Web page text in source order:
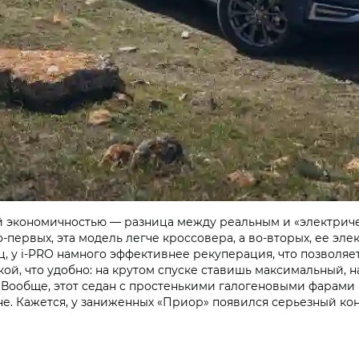
— разница между реальным и
первых, эта модель легче кроссовера, а во-вторых, ее
у i‑PRO намного эффективнее рекуперация, что
что удобно: на крутом спуске ставишь
этот седан с простенькими галогеновыми
Кажется, у заниженных «Приор» появился серьезный